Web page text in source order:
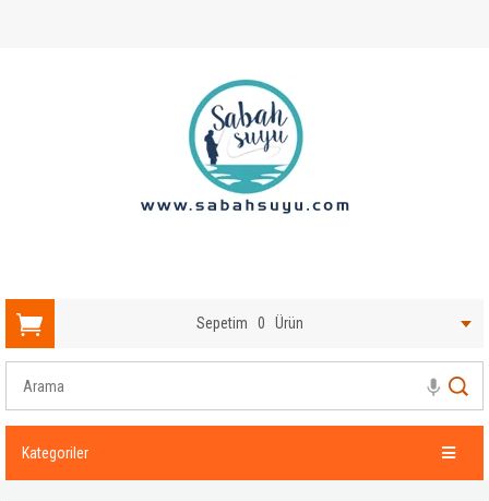
Sepetim 0 Ürün
Kategoriler